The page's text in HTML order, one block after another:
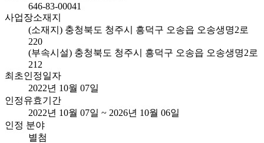
646-83-00041
사업장소재지
(소재지) 충청북도 청주시 흥덕구 오송읍 오송생명2로
220
(부속시설) 충청북도 청주시 흥덕구 오송읍 오송생명2로
212
최초인정일자
2022년 10월 07일
인정유효기간
2022년 10월 07일 ~ 2026년 10월 06일
인정 분야
별첨